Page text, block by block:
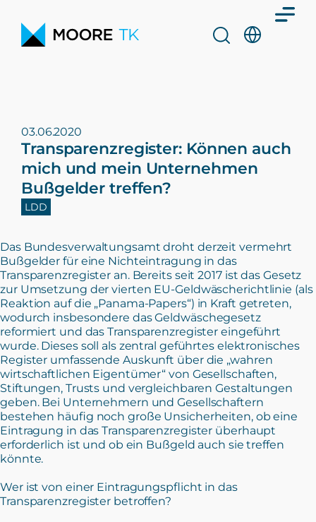
03.06.2020
Transparenzregister: Können auch
mich und mein Unternehmen
Bußgelder treffen?
LDD
Das Bundesverwaltungsamt droht derzeit vermehrt
Bußgelder für eine Nichteintragung in das
Transparenzregister an. Bereits seit 2017 ist das Gesetz
zur Umsetzung der vierten EU-Geldwäscherichtlinie (als
Reaktion auf die „Panama-Papers“) in Kraft getreten,
wodurch insbesondere das Geldwäschegesetz
reformiert und das Transparenzregister eingeführt
wurde. Dieses soll als zentral geführtes elektronisches
Register umfassende Auskunft über die „wahren
wirtschaftlichen Eigentümer“ von Gesellschaften,
Stiftungen, Trusts und vergleichbaren Gestaltungen
geben. Bei Unternehmern und Gesellschaftern
bestehen häufig noch große Unsicherheiten, ob eine
Eintragung in das Transparenzregister überhaupt
erforderlich ist und ob ein Bußgeld auch sie treffen
könnte.
Wer ist von einer Eintragungspflicht in das
Transparenzregister betroffen?